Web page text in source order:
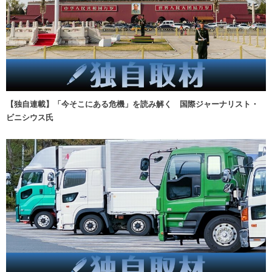
【独自連載】「今そこにある危機」を読み解く 国際ジャーナリスト・
ビニシウス氏